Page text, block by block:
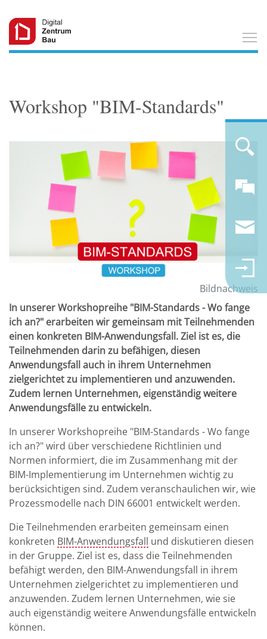
Workshop "BIM-Standards"
Bildnachweis
In unserer Workshopreihe "BIM-Standards - Wo fange
ich an?" erarbeiten wir gemeinsam mit Teilnehmenden
einen konkreten BIM-Anwendungsfall. Ziel ist es, die
Teilnehmenden darin zu befähigen, diesen
Anwendungsfall auch in ihrem Unternehmen
zielgerichtet zu implementieren und anzuwenden.
Zudem lernen Unternehmen, eigenständig weitere
Anwendungsfälle zu entwickeln.
In unserer Workshopreihe "BIM-Standards - Wo fange
ich an?" wird über verschiedene Richtlinien und
Normen informiert, die im Zusammenhang mit der
BIM-Implementierung im Unternehmen wichtig zu
berücksichtigen sind. Zudem veranschaulichen wir, wie
Prozessmodelle nach DIN 66001 entwickelt werden.
Die Teilnehmenden erarbeiten gemeinsam einen
konkreten BIM-Anwendungsfall und diskutieren diesen
in der Gruppe. Ziel ist es, dass die Teilnehmenden
befähigt werden, den BIM-Anwendungsfall in ihrem
Unternehmen zielgerichtet zu implementieren und
anzuwenden. Zudem lernen Unternehmen, wie sie
auch eigenständig weitere Anwendungsfälle entwickeln
können.